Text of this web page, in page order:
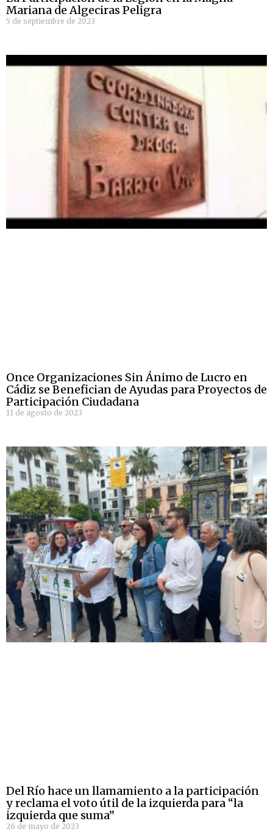
Mariana de Algeciras Peligra
5 de septiembre de 2023
Once Organizaciones Sin Ánimo de Lucro en
Cádiz se Benefician de Ayudas para Proyectos de
Participación Ciudadana
11 de agosto de 2023
Del Río hace un llamamiento a la participación
y reclama el voto útil de la izquierda para “la
izquierda que suma”
26 de mayo de 2023